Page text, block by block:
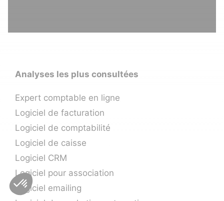
Analyses les plus consultées
Expert comptable en ligne
Logiciel de facturation
Logiciel de comptabilité
Logiciel de caisse
Logiciel CRM
Logiciel pour association
Logiciel emailing